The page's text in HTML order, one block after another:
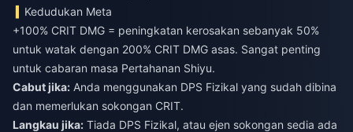
Kedudukan Meta
+100% CRIT DMG = peningkatan kerosakan sebanyak 50%
untuk watak dengan 200% CRIT DMG asas. Sangat penting
untuk cabaran masa Pertahanan Shiyu.
Cabut jika: Anda menggunakan DPS Fizikal yang sudah dibina
dan memerlukan sokongan CRIT.
Langkau jika: Tiada DPS Fizikal, atau ejen sokongan sedia ada